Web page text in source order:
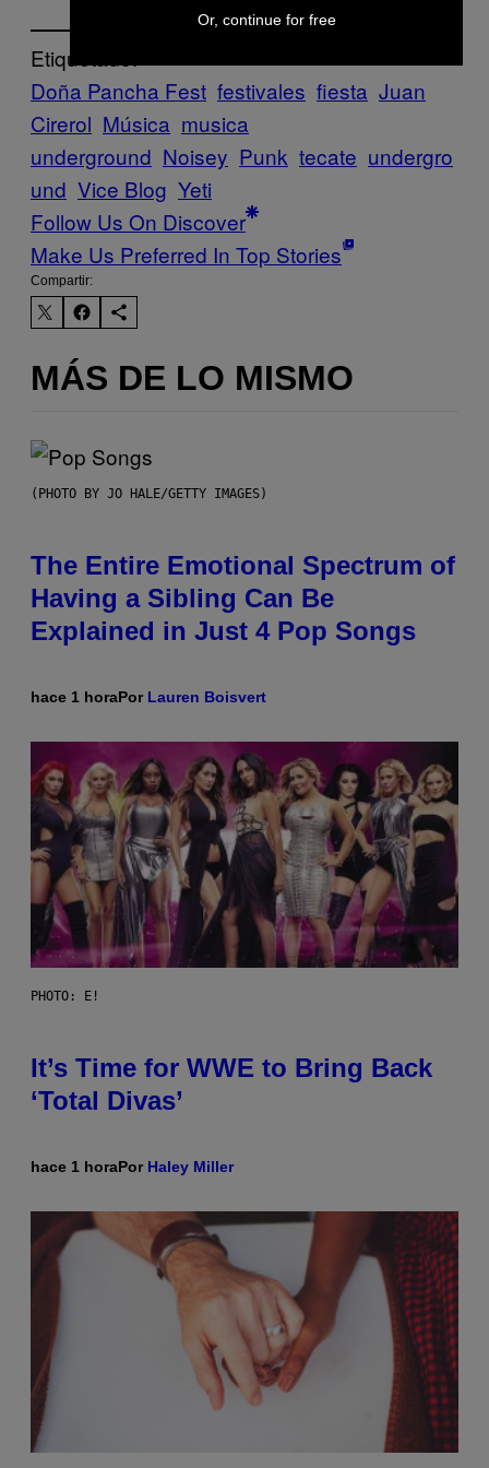
Etiquetado:
Doña Pancha Fest festivales fiesta Juan
Cirerol Música musica
underground Noisey Punk tecate undergro
und Vice Blog Yeti
Follow Us On Discover
Make Us Preferred In Top Stories
Compartir:
MÁS DE LO MISMO
(PHOTO BY JO HALE/GETTY IMAGES)
The Entire Emotional Spectrum of
Having a Sibling Can Be
Explained in Just 4 Pop Songs
hace 1 horaPor Lauren Boisvert
PHOTO: E!
It’s Time for WWE to Bring Back
‘Total Divas’
hace 1 horaPor Haley Miller
Or, continue for free